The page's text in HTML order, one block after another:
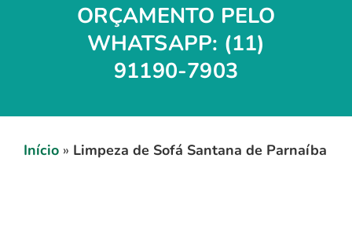
ORÇAMENTO PELO
WHATSAPP: (11)
91190-7903
Início » Limpeza de Sofá Santana de Parnaíba